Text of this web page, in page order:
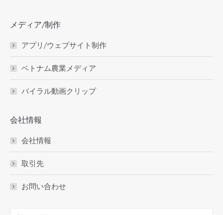
メディア/制作
アプリ/ウェブサイト制作
ベトナム農業メディア
バイラル動画クリップ
会社情報
会社情報
取引先
お問い合わせ